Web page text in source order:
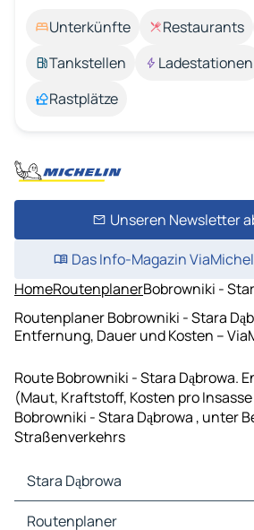
Unterkünfte Restaurants
Tankstellen
Ladestationen
Rastplätze
Unseren Newsletter
Das Info-Magazin
HomeRoutenplanerBobrowniki -
Routenplaner Bobrowniki - Stara
Entfernung, Dauer und Kosten –
Route Bobrowniki - Stara Dąbrowa.
(Maut, Kraftstoff, Kosten pro
Bobrowniki - Stara Dąbrowa , unter
Straßenverkehrs
Stara Dąbrowa
Stara Dąbrowa Karten Stadtplan
Routenplaner